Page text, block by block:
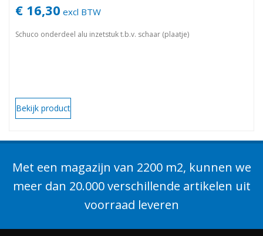
€ 16,30 excl BTW
Schuco onderdeel alu inzetstuk t.b.v. schaar (plaatje)
Bekijk product
Met een magazijn van 2200 m2, kunnen we
meer dan 20.000 verschillende artikelen uit
voorraad leveren